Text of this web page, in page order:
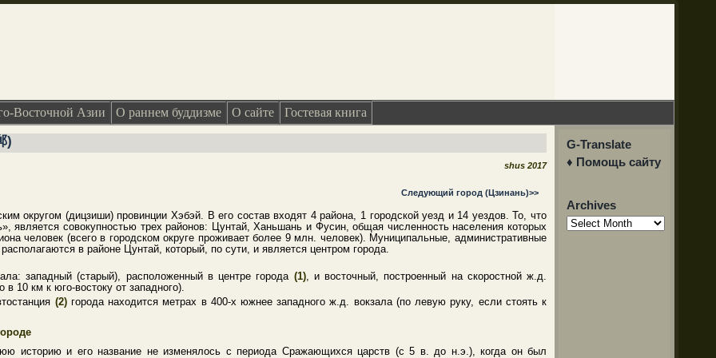
Восточной Азии О раннем буддизме О сайте Гостевая книга
)
shus 2017
Следующий город (Цзинань)>>
округом (дицзиши) провинции Хэбэй. В его состав входят 4 района, 1 городской уезд и 14 уездов. То, что
является совокупностью трех районов: Цунтай, Ханьшань и Фусин, общая численность населения которых
человек (всего в городском округе проживает более 9 млн. человек). Муниципальные, административные
в районе Цунтай, который, по сути, и является центром города.
западный (старый), расположенный в центре города (1), и восточный, построенный на скоростной ж.д.
10 км к юго-востоку от западного).
(2)города находится метрах в 400-х южнее западного ж.д. вокзала (по левую руку, если стоять к
историю и его название не изменялось с периода Сражающихся царств (с 5 в. до н.э.), когда он был
G-Translate
♦ Помощь сайту
Archives
Archives